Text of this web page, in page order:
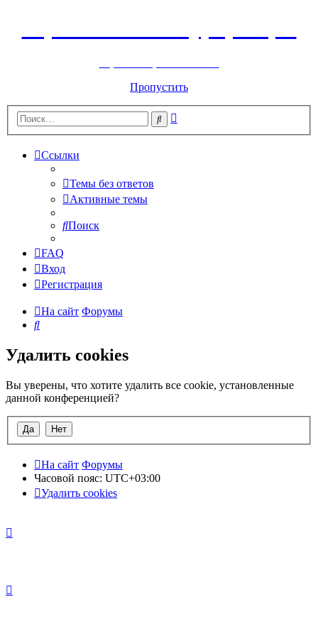
Пропустить
Поиск
Ссылки
Темы без ответов
Активные темы
Поиск
FAQ
Вход
Регистрация
На сайт Форумы
Поиск
Удалить cookies
Вы уверены, что хотите удалить все cookie, установленные
данной конференцией?
На сайт Форумы
Часовой пояс: UTC+03:00
Удалить cookies